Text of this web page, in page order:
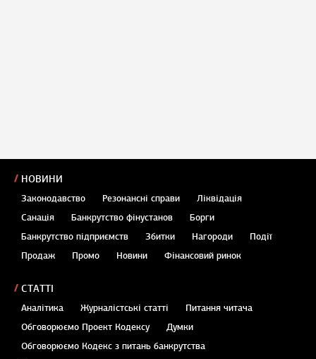
НОВИНИ
Законодавство Резонансні справи
Ліквідація
Санація
Банкрутство фінустанов
Борги
Банкрутство підприємств
Збитки Нагороди
Події
Продаж
Промо Новини Фінансовий ринок
СТАТТІ
Аналітика Журналістські статті
Питання читача
Обговорюємо Проект Кодексу
Думки
Обговорюємо Кодекс з питань банкрутства